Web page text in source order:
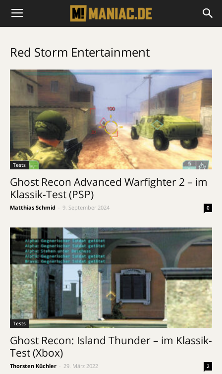
Red Storm Entertainment
Tests
Ghost Recon Advanced Warfighter 2 – im
Klassik-Test (PSP)
Matthias Schmid 9. September 2024 0
Tests
Ghost Recon: Island Thunder – im Klassik-
Test (Xbox)
Thorsten Küchler 29. März 2022 2